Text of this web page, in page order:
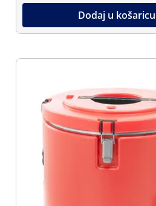
Dodaj u košaricu